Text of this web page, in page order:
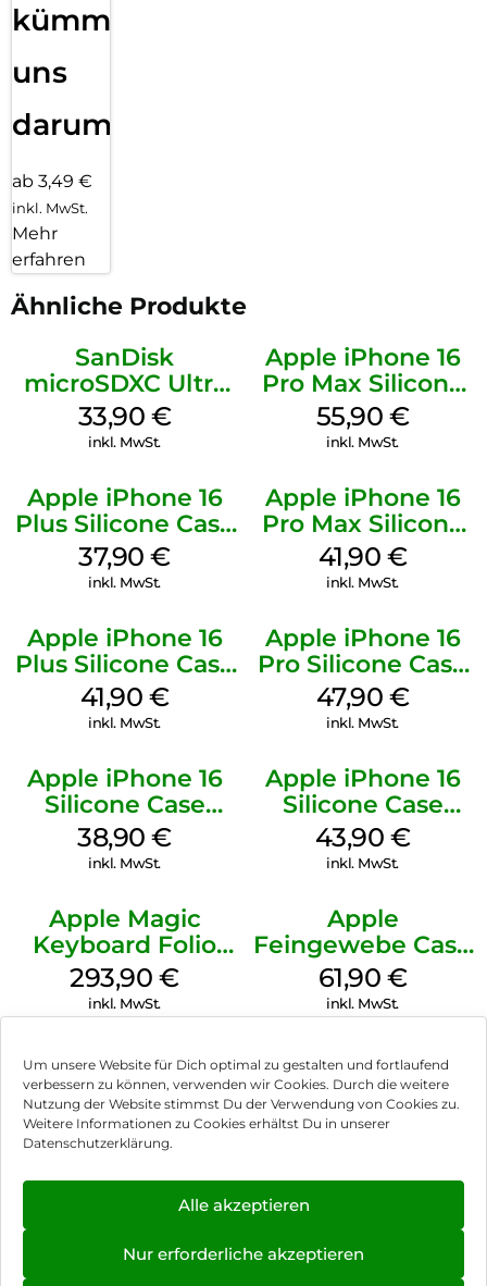
Um unsere Website für Dich optimal zu gestalten und fortlaufend
verbessern zu können, verwenden wir Cookies. Durch die weitere
Nutzung der Website stimmst Du der Verwendung von Cookies zu.
Weitere Informationen zu Cookies erhältst Du in unserer
Datenschutzerklärung.
Alle akzeptieren
Nur erforderliche akzeptieren
kümmern
uns
darum!
ab 3,49 €
inkl. MwSt.
Mehr
erfahren
Ähnliche Produkte
SanDisk
microSDXC Ultra
128 GB + Adapter
Mobile
33,90 €
inkl. MwSt.
Apple iPhone 16
Pro Max Silicone
Case MagSafe
Stone Gray
55,90 €
inkl. MwSt.
Apple iPhone 16
Plus Silicone Case
MagSafe Lake
Green
37,90€
inkl. MwSt.
Apple iPhone 16
Pro Max Silicone
Case MagSafe
Ultramarine
41,90 €
inkl. MwSt.
Apple iPhone 16
Plus Silicone Case
MagSafe Stone
Gray
41,90 €
inkl. MwSt.
Apple iPhone 16
Pro Silicone Case
MagSafe Denim
47,90 €
inkl. MwSt.
Apple iPhone 16
Silicone Case
MagSafe
Ultramarine
38,90€
inkl. MwSt.
Apple iPhone 16
Silicone Case
MagSafe Plum
43,90 €
inkl. MwSt.
Apple Magic
Keyboard Folio
iPad 10.9″ (10.Gen.)
Weiß
293,90€
inkl. MwSt.
Apple
Feingewebe Case
iPhone 15 Pro
MagSafe Schwarz
61,90 €
inkl. MwSt.
Impressum